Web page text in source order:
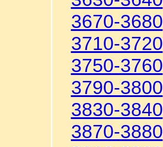
3670-3680
3710-3720
3750-3760
3790-3800
3830-3840
3870-3880